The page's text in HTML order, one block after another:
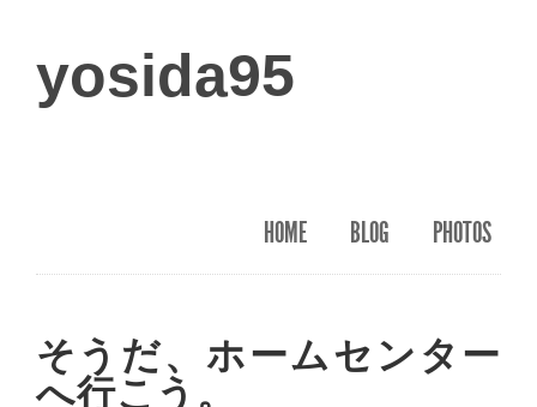
yosida95
HOME BLOG PHOTOS
そうだ、ホームセンター
へ行こう。